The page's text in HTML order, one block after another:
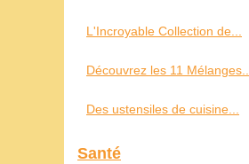
L'Incroyable Collection de...
Découvrez les 11 Mélanges...
Des ustensiles de cuisine...
Santé